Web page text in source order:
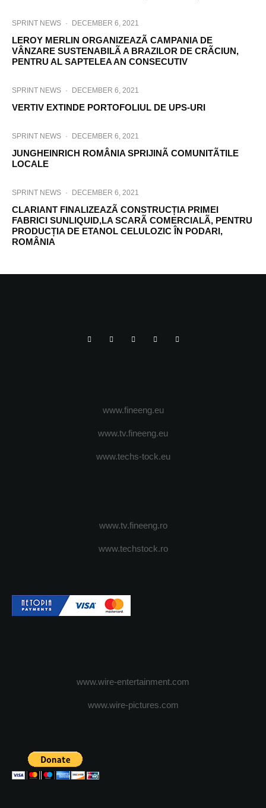
SPRINT NEWS · DECEMBER 6, 2021
LEROY MERLIN ORGANIZEAZÃ CAMPANIA DE
VÂNZARE SUSTENABILÃ A BRAZILOR DE CRÃCIUN,
PENTRU AL SAPTELEA AN CONSECUTIV
SPRINT NEWS · DECEMBER 6, 2021
VERTIV EXTINDE PORTOFOLIUL DE UPS-URI
SPRINT NEWS · DECEMBER 6, 2021
JUNGHEINRICH ROMÂNIA SPRIJINÃ COMUNITÃTILE
LOCALE
SPRINT NEWS · DECEMBER 6, 2021
CLARIANT FINALIZEAZÃ CONSTRUCȚIA PRIMEI
FABRICI SUNLIQUID,LA SCARÃ COMERCIALÃ, PENTRU
PRODUCȚIA DE ETANOL CELULOZIC ÎN PODARI,
ROMÂNIA
www.fineeng.eu
www.tv.fineeng.eu
www.techs-tock.eu
www.tv.fineeng.ro
www.techstock.ro
www.wire-entertainment.com
www.wire-pictures.com